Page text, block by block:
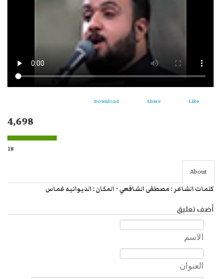
Like
Share
Download
4,698
18
About
كلمات الشاعر : مصطفى الشافعي - المكان : الديوانيه غماس
أضف تعليق
الاسم
العنوان